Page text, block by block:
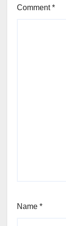
Comment*
Name *